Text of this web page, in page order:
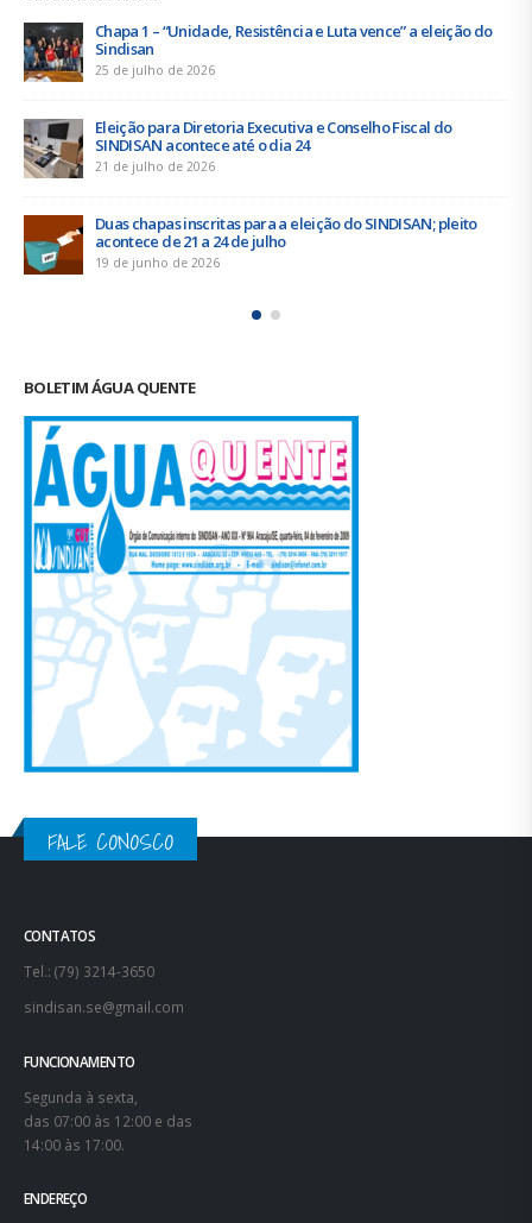
Urbanitários participam de reunião do Comitê de
Saneamento do ConCidades
Trabalhadores da Iguá Sergipe rejeitam contraproposta da
empresa para o ACT 2026-2027
Prestação de Contas de 2025 do SINDISAN é aprovada em
assembleia
FALE CONOSCO
Segunda à sexta,
das 07:00 às 12:00 e das